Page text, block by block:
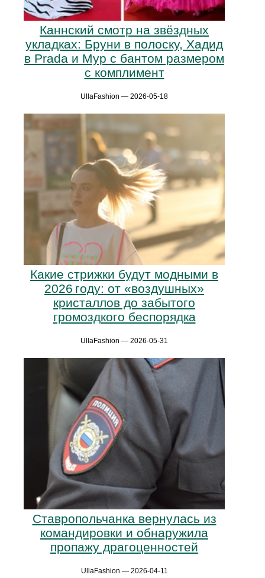
Каннский смотр на звёздных
укладках: Бруни в полоску, Хадид
в Prada и Мур с бантом размером
с комплимент
UllaFashion — 2026-05-18
Какие стрижки будут модными в
2026 году: от «воздушных»
кристаллов до забытого
громоздкого беспорядка
UllaFashion — 2026-05-31
Ставропольчанка вернулась из
командировки и обнаружила
пропажу драгоценностей
UllaFashion — 2026-04-11